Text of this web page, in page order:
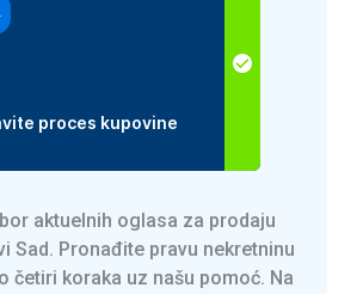
proces kupovine
aktuelnih oglasa za prodaju
Sad. Pronađite pravu nekretninu
četiri koraka uz našu pomoć. Na